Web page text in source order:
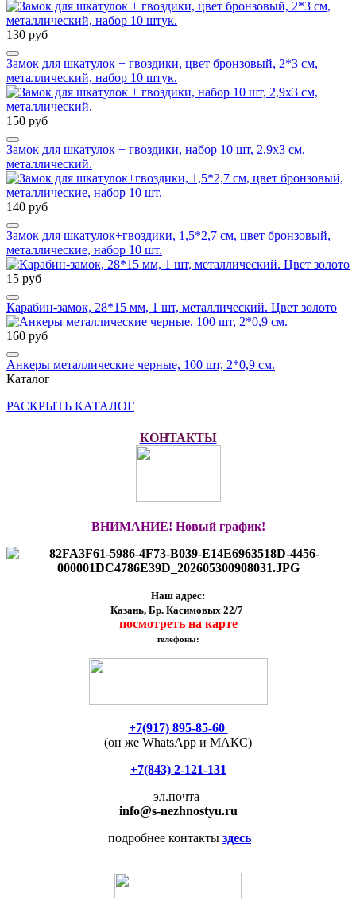
130 руб
Замок для шкатулок + гвоздики, цвет бронзовый, 2*3 см,
металлический, набор 10 штук.
150 руб
Замок для шкатулок + гвоздики, набор 10 шт, 2,9х3 см,
металлический.
140 руб
Замок для шкатулок+гвоздики, 1,5*2,7 см, цвет бронзовый,
металлические, набор 10 шт.
15 руб
Карабин-замок, 28*15 мм, 1 шт, металлический. Цвет золото
160 руб
Анкеры металлические черные, 100 шт, 2*0,9 см.
Каталог
РАСКРЫТЬ КАТАЛОГ
КОНТАКТЫ
ВНИМАНИЕ! Новый график!
Наш адрес:
Казань, Бр. Касимовых 22/7
посмотреть на карте
телефоны:
+7(917) 895-85-60
(он же WhatsApp и МАКС)
+7(843) 2-121-131
эл.почта
info@s-nezhnostyu.ru
подробнее контакты здесь